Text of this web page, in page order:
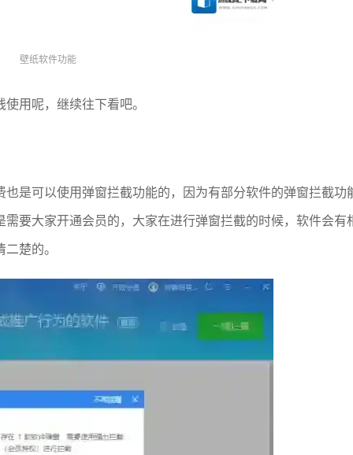
壁纸软件功能
用呢，继续往下看吧。
是可以使用弹窗拦截功能的，因为有部分软件的弹窗拦截功
要大家开通会员的，大家在进行弹窗拦截的时候，软件会有
楚的。